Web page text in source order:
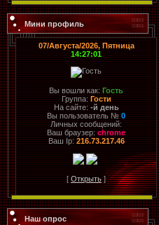
Мини профиль
07/Августа/2026, Пятница
14:27:01
Вы вошли как: Гость
Группа: Гости
На сайте: -й день
Вы пользователь № 0
Личных сообщений:
Ваш браузер: chrome
Ваш Ip:216.73.217.46
[ Открыть]
Наш опрос